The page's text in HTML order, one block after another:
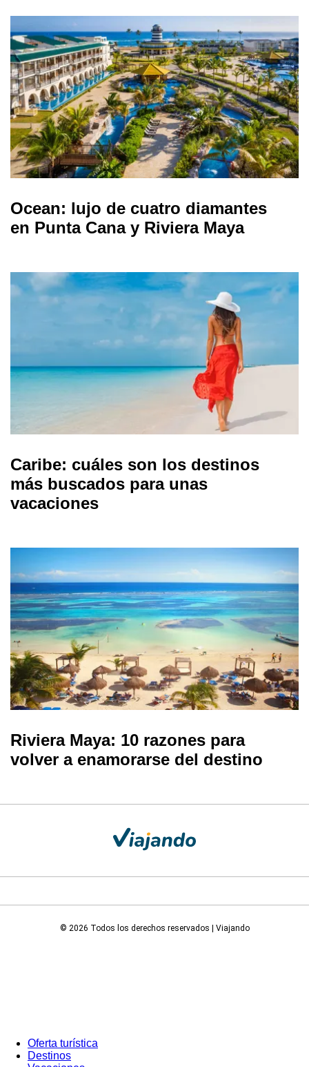
Ocean: lujo de cuatro diamantes
en Punta Cana y Riviera Maya
Caribe: cuáles son los destinos
más buscados para unas
vacaciones
Riviera Maya: 10 razones para
volver a enamorarse del destino
© 2026 Todos los derechos reservados | Viajando
Oferta turística
Destinos